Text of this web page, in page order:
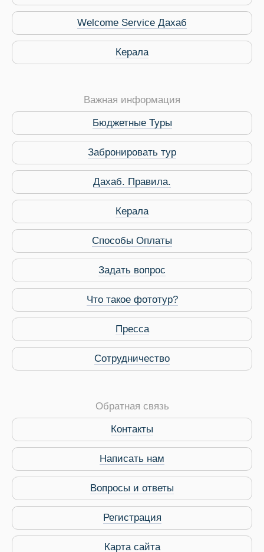
Welcome Service Дахаб
Керала
Важная информация
Бюджетные Туры
Забронировать тур
Дахаб. Правила.
Керала
Способы Оплаты
Задать вопрос
Что такое фототур?
Пресса
Сотрудничество
Обратная связь
Контакты
Написать нам
Вопросы и ответы
Регистрация
Карта сайта